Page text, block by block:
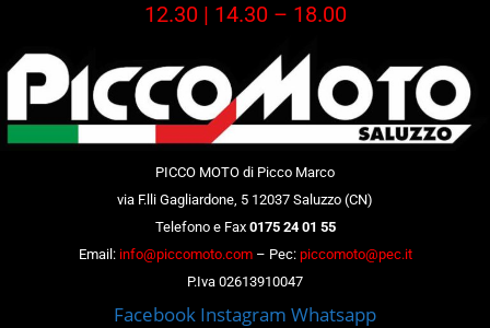
12.30 | 14.30 – 18.00
PICCO MOTO di Picco Marco
via F.lli Gagliardone, 5 12037 Saluzzo (CN)
Telefono e Fax 0175 24 01 55
Email: info@piccomoto.com– Pec: piccomoto@pec.it
P.Iva 02613910047
Facebook Instagram Whatsapp